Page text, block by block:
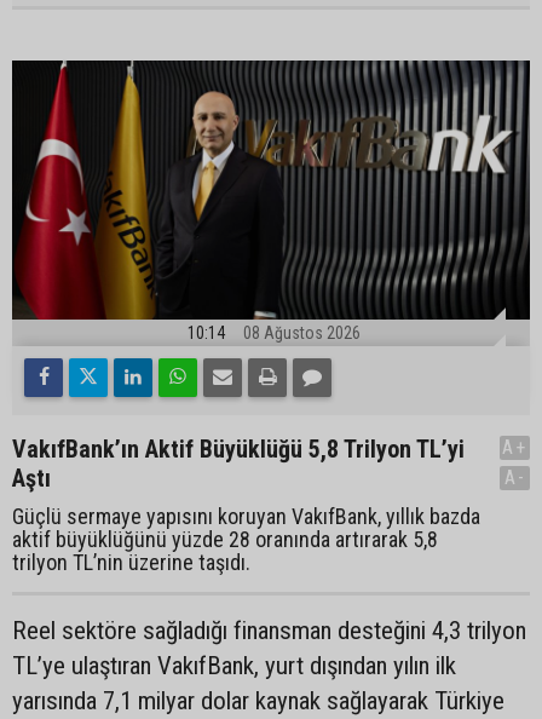
10:14 08 Ağustos 2026
VakıfBank’ın Aktif Büyüklüğü 5,8 Trilyon TL’yi
Aştı
Güçlü sermaye yapısını koruyan VakıfBank, yıllık bazda
aktif büyüklüğünü yüzde 28 oranında artırarak 5,8
trilyon TL’nin üzerine taşıdı.
A+
A-
Reel sektöre sağladığı finansman desteğini 4,3 trilyon
TL’ye ulaştıran VakıfBank, yurt dışından yılın ilk
yarısında 7,1 milyar dolar kaynak sağlayarak Türkiye